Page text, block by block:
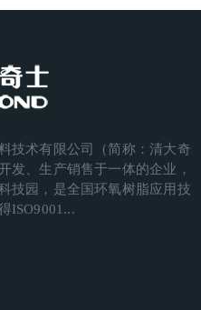
技术有限公司（简称：清大奇
发、生产销售于一体的企业，
技园，是全国环氧树脂应用技
ISO9001...